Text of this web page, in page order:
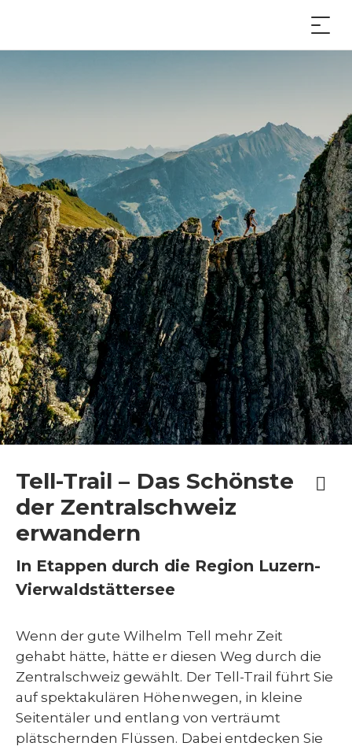
Tell-Trail – Das Schönste
der Zentralschweiz
erwandern
In Etappen durch die Region Luzern-
Vierwaldstättersee
Wenn der gute Wilhelm Tell mehr Zeit
gehabt hätte, hätte er diesen Weg durch die
Zentralschweiz gewählt. Der Tell-Trail führt Sie
auf spektakulären Höhenwegen, in kleine
Seitentäler und entlang von verträumt
plätschernden Flüssen. Dabei entdecken Sie